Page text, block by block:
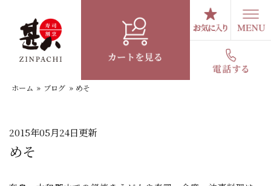
スタッフブログ
ホーム » ブログ » めそ
2015年05月24日更新
めそ